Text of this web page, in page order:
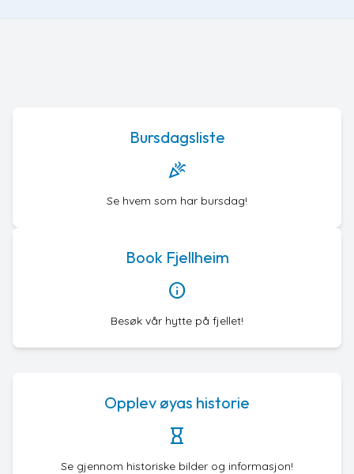
Bursdagsliste
celebration
Se hvem som har bursdag!
Book Fjellheim
info
Besøk vår hytte på fjellet!
Opplev øyas historie
hourglass
Se gjennom historiske bilder og informasjon!